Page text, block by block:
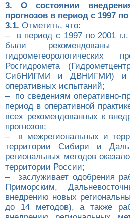
3. О состоянии
прогнозов в период с 1997 по
3.1. Отметить, что:
– в период с 1997 по 2001
были
Росгидромета
СибНИГМИ и ДВНИГМИ) и
оперативных испытаний;
– по сведениям оперативно-
период в оперативной
всех рекомендованных к
прогнозов;
– в межрегиональных и
территории Сибири и
региональных методов
территории России;
– заслуживает одобрения
Приморским,
внедрению новых
до 14 методов), а также